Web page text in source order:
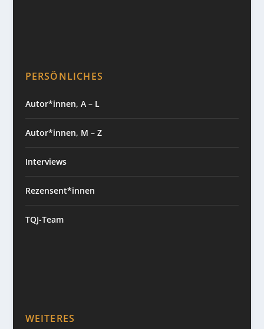
PERSÖNLICHES
Autor*innen, A – L
Autor*innen, M – Z
Interviews
Rezensent*innen
TQJ-Team
WEITERES